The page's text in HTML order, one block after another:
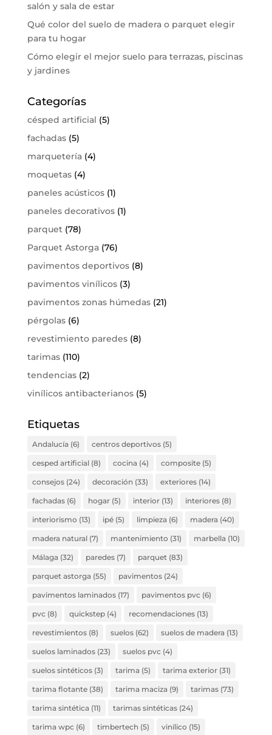
salón y sala de estar
Qué color del suelo de madera o parquet elegir
para tu hogar
Cómo elegir el mejor suelo para terrazas, piscinas
y jardines
Categorías
césped artificial (5)
fachadas(5)
marquetería(4)
moquetas(4)
paneles acústicos(1)
paneles decorativos(1)
parquet(78)
Parquet Astorga(76)
pavimentos deportivos(8)
pavimentos vinílicos(3)
pavimentos zonas húmedas(21)
pérgolas(6)
revestimiento paredes(8)
tarimas(110)
tendencias(2)
vinílicos antibacterianos(5)
Etiquetas
Andalucía (6) centros deportivos(5)
cesped artificial(8) cocina (4) composite(5)
consejos(24) decoración (33) exteriores(14)
fachadas(6) hogar(5) interior(13) interiores(8)
interiorismo (13) ipé(5) limpieza (6) madera (40)
madera natural(7) mantenimiento (31) marbella (10)
Málaga (32) paredes(7) parquet(83)
parquet astorga (55) pavimentos(24)
pavimentos laminados(17) pavimentos pvc (6)
pvc (8) quickstep(4) recomendaciones(13)
revestimientos(8) suelos(62) suelos de madera (13)
suelos laminados(23) suelos pvc (4)
suelos sintéticos(3) tarima (5) tarima exterior(31)
tarima flotante(38) tarima maciza (9) tarimas(73)
tarima sintética (11) tarimas sintéticas(24)
tarima wpc (6) timbertech (5) vinílico (15)